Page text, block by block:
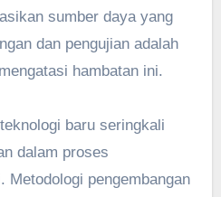
sumber daya yang
dan pengujian adalah
hambatan ini.
baru seringkali
dalam proses
Metodologi pengembangan